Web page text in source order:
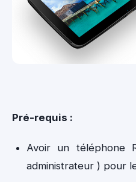
Pré-requis :
Avoir un téléphone
administrateur ) pour